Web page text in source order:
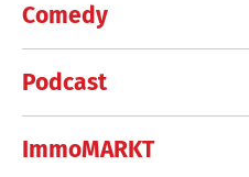
Comedy
Podcast
ImmoMARKT